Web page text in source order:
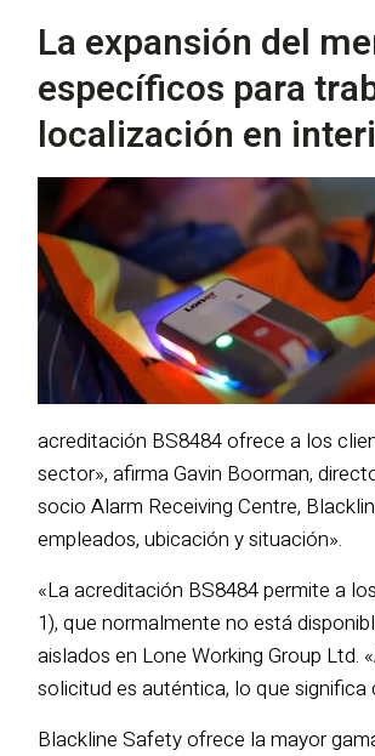
La expansión del
específicos para
localización en
acreditación BS8484 ofrece a los
sector», afirma Gavin Boorman,
socio Alarm Receiving Centre,
empleados, ubicación y situación».
«La acreditación BS8484 permite a
1), que normalmente no está
aislados en Lone Working Group
solicitud es auténtica, lo que
Blackline Safety ofrece la mayor